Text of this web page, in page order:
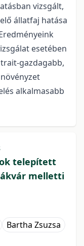
vizsgált,
állatfaj hatása
esetében
gazdagabb,
alkalmasabb
telepített
melletti
Bartha Zsuzsa